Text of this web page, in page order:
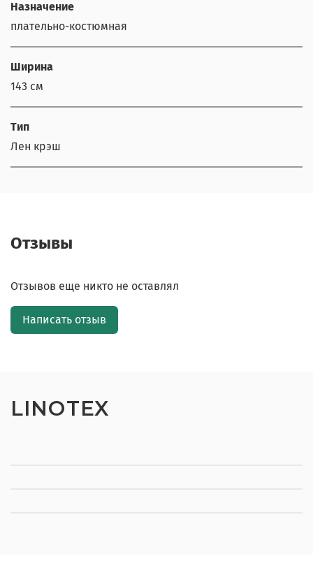
Назначение
плательно-костюмная
Ширина
143 см
Тип
Лен крэш
Отзывы
Отзывов еще никто не оставлял
Написать отзыв
LINOTEX